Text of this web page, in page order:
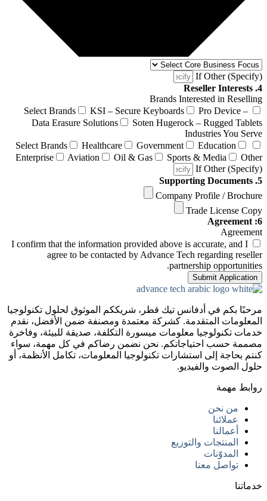
If Other (Specify)
4. Reseller Interests
Brands Interested in Reselling
Select Brands
KSI – Secure Keyboards
Pro Device –
Data Erasure Solutions
Soten Hugerock – Rugged Tablets
Industries You Serve
Select Brands
Healthcare Government
Education
Enterprise
Aviation Oil & Gas Sports & Media
Other
If Other (Specify)
5. Supporting Documents
Company Profile / Brochure
Trade License Copy
6: Agreement
Agreement
I confirm that the information provided above is accurate, and I
agree to be contacted by Advance Tech regarding reseller
partnership opportunities.
Submit Application
مرحبًا بكم في أدفانس تيك قطر، شريككم الموثوق لحلول تكنولوجيا
المعلومات المتقدمة. كشركة معتمدة ومصنفة ضمن الأفضل، نقدم
خدمات تكنولوجيا معلومات ميسورة التكلفة، صديقة للبيئة، وفاخرة
مصممة حسب احتياجاتكم. نحن نضمن رضاكم في كل مهمة، سواء
كنتم بحاجة إلى استشارات تكنولوجيا المعلومات، تكامل الأنظمة، أو
حلول الصوت والفيديو.
روابط مهمة
من نحن
عملائنا
أعمالنا
المنتجات والتوزيع
المدوّنات
تواصل معنا
خدماتنا